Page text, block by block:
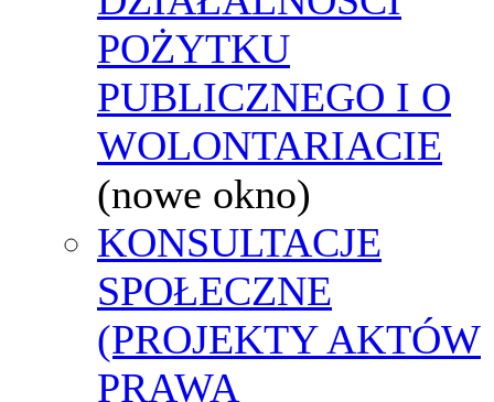
POŻYTKU
PUBLICZNEGO I O
WOLONTARIACIE
(nowe okno)
KONSULTACJE
SPOŁECZNE
(PROJEKTY AKTÓW
PRAWA